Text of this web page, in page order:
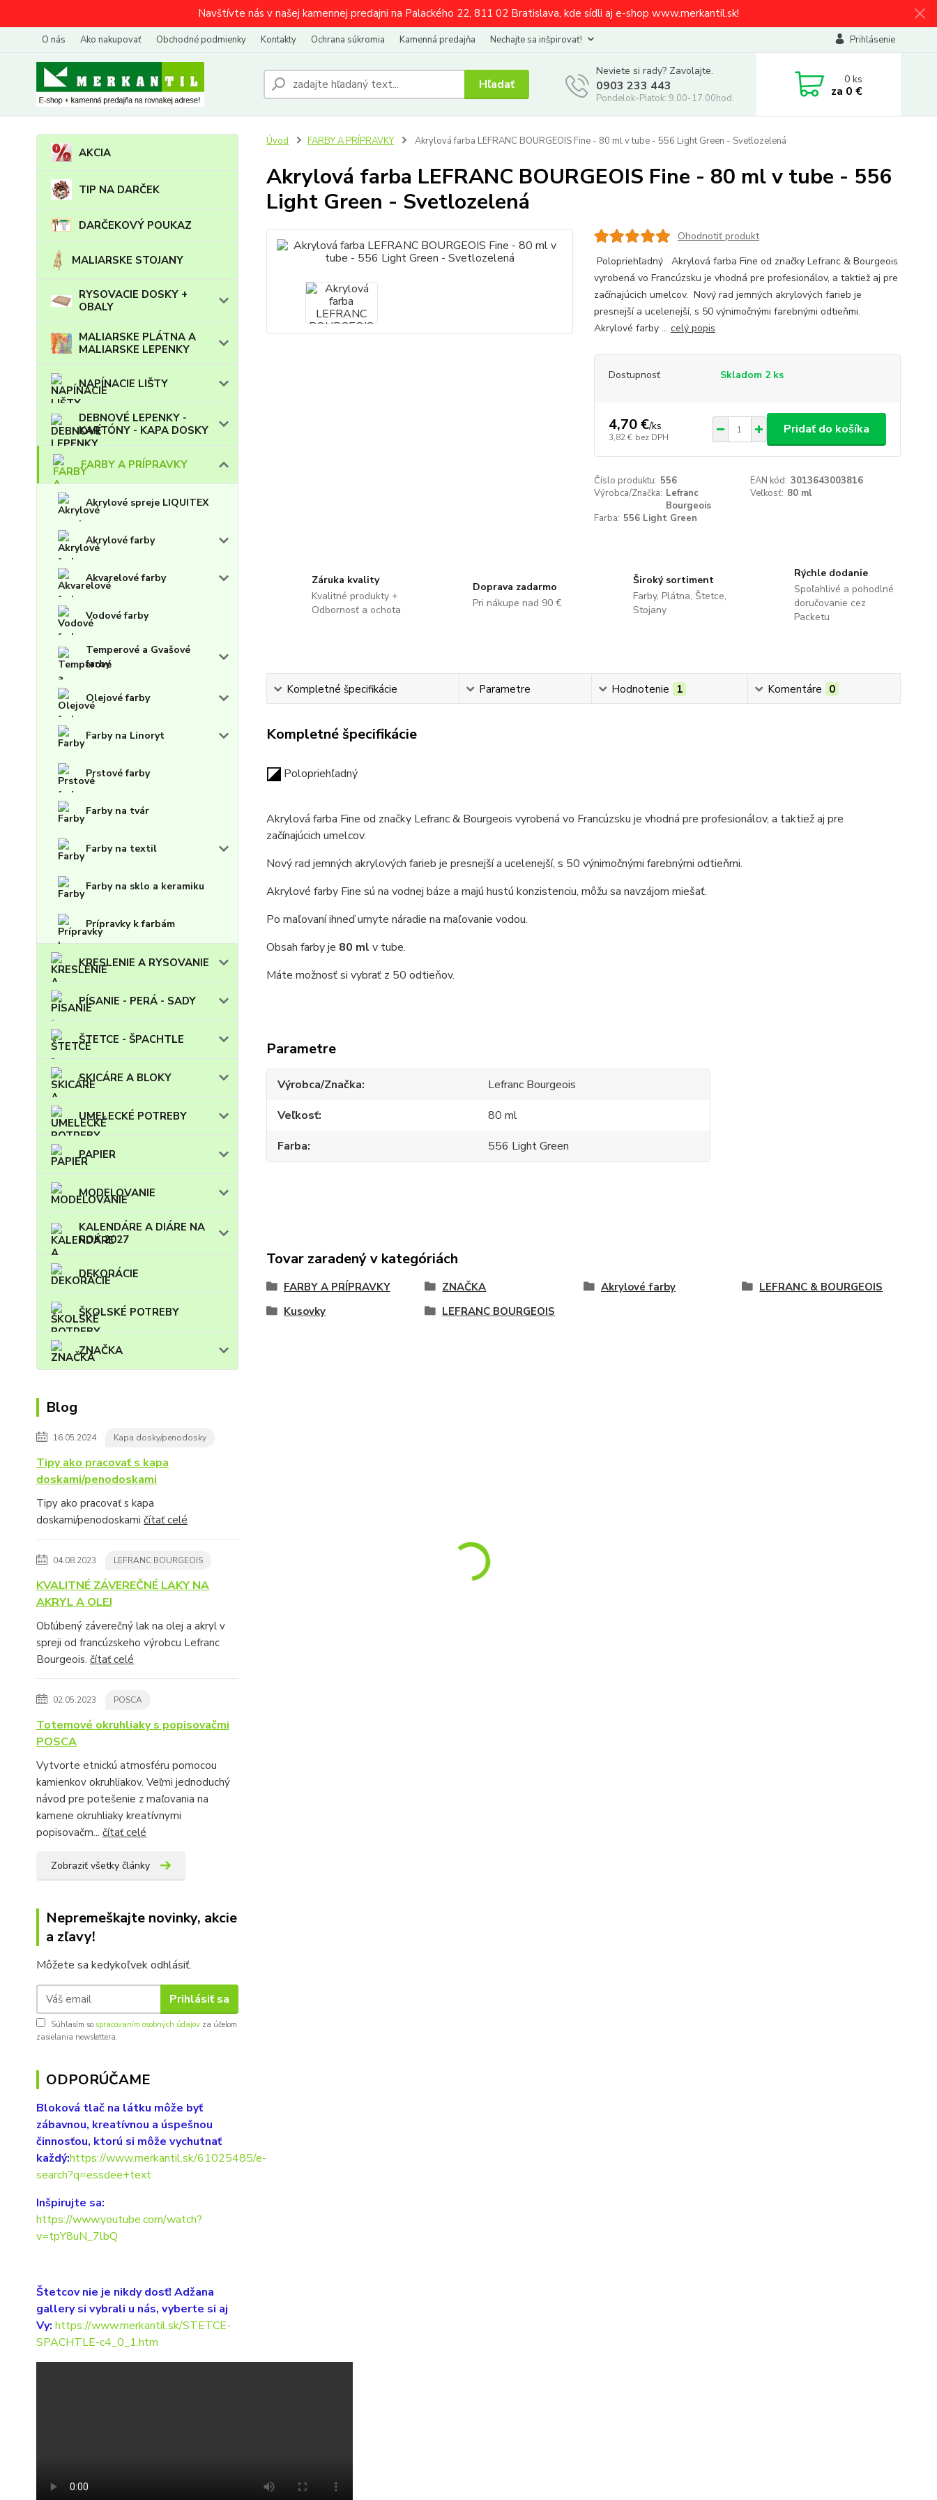
Navštívte nás v našej kamennej predajni na Palackého 22, 811 02 Bratislava, kde sídli aj e-shop www.merkantil.sk!
O nás Ako nakupovať Obchodné podmienky Kontakty Ochrana súkromia Kamenná predajňa Nechajte sa inšpirovať! Prihlásenie
Hľadať
Neviete si rady? Zavolajte.
0903 233 443
Pondelok-Piatok: 9.00-17.00hod.
0ks
za 0 €
AKCIA
TIP NA DARČEK
DARČEKOVÝ POUKAZ
MALIARSKE STOJANY
RYSOVACIE DOSKY +
OBALY
MALIARSKE PLÁTNA A
MALIARSKE LEPENKY
NAPÍNACIE LIŠTY
DEBNOVÉ LEPENKY -
KARTÓNY - KAPA DOSKY
FARBY A PRÍPRAVKY
Akrylové spreje LIQUITEX
Akrylové farby
Akvarelové farby
Vodové farby
Temperové a Gvašové
farby
Olejové farby
Farby na Linoryt
Prstové farby
Farby na tvár
Farby na textil
Farby na sklo a keramiku
Prípravky k farbám
KRESLENIE A RYSOVANIE
PÍSANIE - PERÁ - SADY
ŠTETCE - ŠPACHTLE
SKICÁRE A BLOKY
UMELECKÉ POTREBY
PAPIER
MODELOVANIE
KALENDÁRE A DIÁRE NA
ROK 2027
DEKORÁCIE
ŠKOLSKÉ POTREBY
ZNAČKA
Blog
16.05.2024 Kapa dosky/penodosky
Tipy ako pracovať s kapa
doskami/penodoskami
Tipy ako pracovať s kapa
doskami/penodoskami čítať celé
04.08.2023 LEFRANC BOURGEOIS
KVALITNÉ ZÁVEREČNÉ LAKY NA
AKRYL A OLEJ
Obľúbený záverečný lak na olej a akryl v
spreji od francúzskeho výrobcu Lefranc
Bourgeois. čítať celé
02.05.2023 POSCA
Totemové okruhliaky s popisovačmi
POSCA
Vytvorte etnickú atmosféru pomocou
kamienkov okruhliakov. Veľmi jednoduchý
návod pre potešenie z maľovania na
kamene okruhliaky kreatívnymi
popisovačm... čítať celé
Zobraziť všetky články
Nepremeškajte novinky, akcie
a zľavy!
Môžete sa kedykoľvek odhlásiť.
Prihlásiť sa
Súhlasím so spracovaním osobných údajov za účelom
zasielania newslettera.
ODPORÚČAME
Bloková tlač na látku môže byť
zábavnou, kreatívnou a úspešnou
činnosťou, ktorú si môže vychutnať
každý:https://www.merkantil.sk/61025485/e-
search?q=essdee+text
Inšpirujte sa:
https://www.youtube.com/watch?
v=tpY8uN_7lbQ
Štetcov nie je nikdy dosť! Adžana
gallery si vybrali u nás, vyberte si aj
Vy: https://www.merkantil.sk/STETCE-
SPACHTLE-c4_0_1.htm
Úvod FARBY A PRÍPRAVKY Akrylová farba LEFRANC BOURGEOIS Fine - 80 ml v tube - 556 Light Green - Svetlozelená
Akrylová farba LEFRANC BOURGEOIS Fine - 80 ml v tube - 556
Light Green - Svetlozelená
Ohodnotiť produkt
Polopriehľadný Akrylová farba Fine od značky Lefranc & Bourgeois
vyrobená vo Francúzsku je vhodná pre profesionálov, a taktiež aj pre
začínajúcich umelcov. Nový rad jemných akrylových farieb je
presnejší a ucelenejší, s 50 výnimočnými farebnými odtieňmi.
Akrylové farby ... celý popis
Dostupnosť Skladom 2 ks
4,70 €/ks
3,82 € bez DPH
Pridať do košíka
Číslo produktu: 556 EAN kód: 3013643003816
Výrobca/Značka: Lefranc
Bourgeois
Veľkosť: 80 ml
Farba: 556 Light Green
Záruka kvality
Kvalitné produkty +
Odbornosť a ochota
Doprava zadarmo
Pri nákupe nad 90 €
Široký sortiment
Farby, Plátna, Štetce,
Stojany
Rýchle dodanie
Spoľahlivé a pohodlné
doručovanie cez
Packetu
Kompletné špecifikácie Parametre Hodnotenie 1 Komentáre 0
Kompletné špecifikácie
Polopriehľadný
Akrylová farba Fine od značky Lefranc & Bourgeois vyrobená vo Francúzsku je vhodná pre profesionálov, a taktiež aj pre
začínajúcich umelcov.
Nový rad jemných akrylových farieb je presnejší a ucelenejší, s 50 výnimočnými farebnými odtieňmi.
Akrylové farby Fine sú na vodnej báze a majú hustú konzistenciu, môžu sa navzájom miešať.
Po maľovaní ihneď umyte náradie na maľovanie vodou.
Obsah farby je 80 ml v tube.
Máte možnosť si vybrať z 50 odtieňov.
Parametre
Výrobca/Značka
Lefranc Bourgeois
Veľkosť
80 ml
Farba
556 Light Green
Tovar zaradený v kategóriách
FARBY A PRÍPRAVKY ZNAČKA Akrylové farby
LEFRANC & BOURGEOIS
Kusovky
LEFRANC BOURGEOIS